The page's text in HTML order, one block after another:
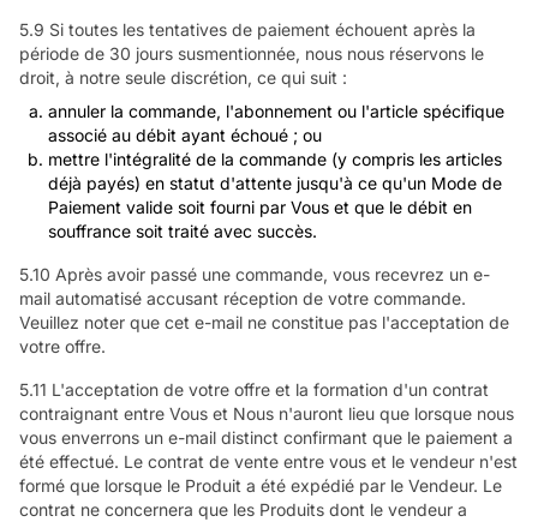
5.9 Si toutes les tentatives de paiement échouent après la
période de 30 jours susmentionnée, nous nous réservons le
droit, à notre seule discrétion, ce qui suit :
annuler la commande, l'abonnement ou l'article spécifique
associé au débit ayant échoué ; ou
mettre l'intégralité de la commande (y compris les articles
déjà payés) en statut d'attente jusqu'à ce qu'un Mode de
Paiement valide soit fourni par Vous et que le débit en
souffrance soit traité avec succès.
5.10 Après avoir passé une commande, vous recevrez un e-
mail automatisé accusant réception de votre commande.
Veuillez noter que cet e-mail ne constitue pas l'acceptation de
votre offre.
5.11 L'acceptation de votre offre et la formation d'un contrat
contraignant entre Vous et Nous n'auront lieu que lorsque nous
vous enverrons un e-mail distinct confirmant que le paiement a
été effectué. Le contrat de vente entre vous et le vendeur n'est
formé que lorsque le Produit a été expédié par le Vendeur. Le
contrat ne concernera que les Produits dont le vendeur a